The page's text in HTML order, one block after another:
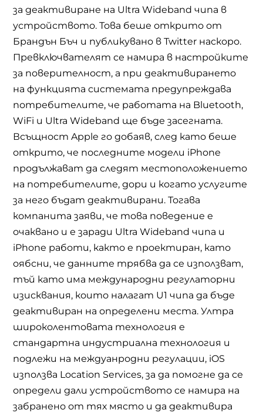
за деактивиране на Ultra Wideband чипа в
устройството. Това беше открито от
Брандън Бъч и публикувано в Twitter наскоро.
Превключвателят се намира в настройките
за поверителност, а при деактивирането
на функцията системата предупреждава
потребителите, че работата на Bluetooth,
WiFi и Ultra Wideband ще бъде засегната.
Всъщност Apple го добаяв, след като беше
открито, че последните модели iPhone
продължават да следят местоположението
на потребителите, дори и когато услугите
за него бъдат деактивирани. Тогава
компанита заяви, че това поведение е
очаквано и е заради Ultra Wideband чипа и
iPhone работи, както е проектиран, като
оябсни, че данните трябва да се използват,
тъй като има международни регулаторни
изисквания, които налагат U1 чипа да бъде
деактивиран на определени места. Ултра
широколентовата технология е
стандартна индустриална технология и
подлежи на междуанродни регулации, iOS
използва Location Services, за да помогне да се
определи дали устройството се намира на
забранено от тях място и да деактивира